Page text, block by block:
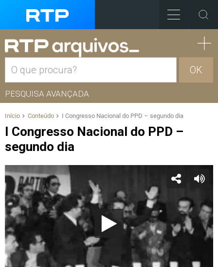
OK
PESQUISA AVANÇADA
Início Conteúdo I Congresso Nacional do PPD – segundo dia
I Congresso Nacional do PPD –
segundo dia